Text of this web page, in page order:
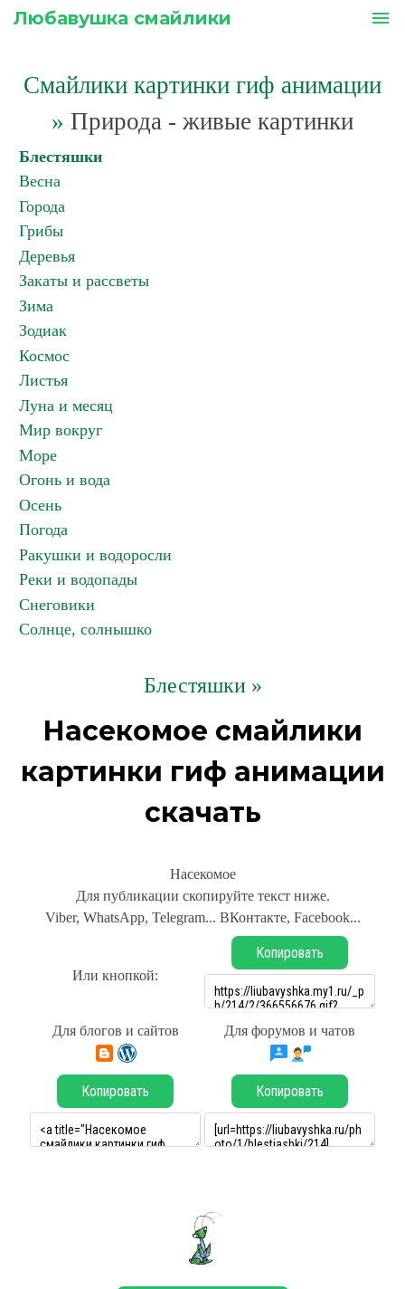
Любавушка смайлики menu
Смайлики картинки гиф анимации
» Природа - живые картинки
Блестяшки
Весна
Города
Грибы
Деревья
Закаты и рассветы
Зима
Зодиак
Космос
Листья
Луна и месяц
Мир вокруг
Море
Огонь и вода
Осень
Погода
Ракушки и водоросли
Реки и водопады
Снеговики
Солнце, солнышко
Блестяшки »
Насекомое смайлики
картинки гиф анимации
скачать
Насекомое
Для публикации скопируйте текст ниже.
Viber, WhatsApp, Telegram... ВКонтакте, Facebook...
Или кнопкой:
Копировать
Для блогов и сайтов Для форумов и чатов
Копировать Копировать